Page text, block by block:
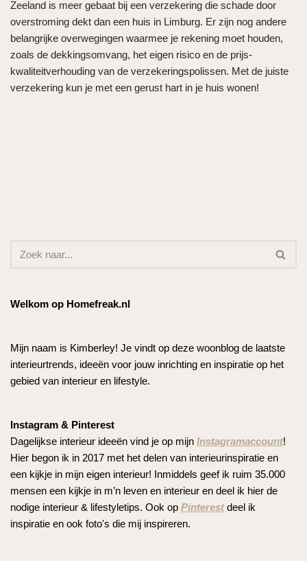
Zeeland is meer gebaat bij een verzekering die schade door
overstroming dekt dan een huis in Limburg. Er zijn nog andere
belangrijke overwegingen waarmee je rekening moet houden,
zoals de dekkingsomvang, het eigen risico en de prijs-
kwaliteitverhouding van de verzekeringspolissen. Met de juiste
verzekering kun je met een gerust hart in je huis wonen!
Welkom op Homefreak.nl
Mijn naam is Kimberley! Je vindt op deze woonblog de laatste
interieurtrends, ideeën voor jouw inrichting en inspiratie op het
gebied van interieur en lifestyle.
Instagram & Pinterest
Dagelijkse interieur ideeën vind je op mijn Instagramaccount!
Hier begon ik in 2017 met het delen van interieurinspiratie en
een kijkje in mijn eigen interieur! Inmiddels geef ik ruim 35.000
mensen een kijkje in m’n leven en interieur en deel ik hier de
nodige interieur & lifestyletips. Ook op Pinterestdeel ik
inspiratie en ook foto's die mij inspireren.